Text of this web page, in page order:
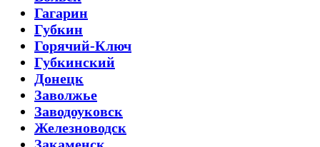
Гагарин
Губкин
Горячий-Ключ
Губкинский
Донецк
Заволжье
Заводоуковск
Железноводск